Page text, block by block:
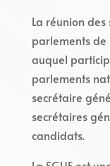
La réunion
parlements de
auquel
parlements
secrétaire
secrétaires
candidats.